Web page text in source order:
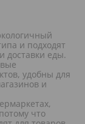
и подходят
доставки еды.
удобны для
и
что